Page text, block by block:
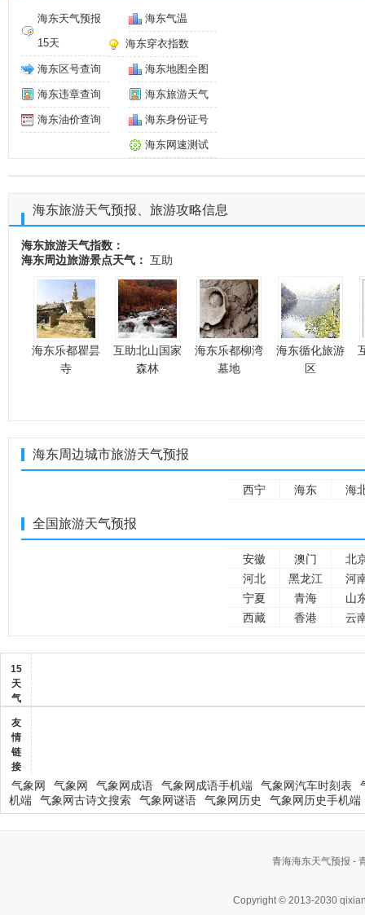
海东天气预报
15天
海东气温
海东穿衣指数
海东地图全图
海东区号查询
海东旅游天气
海东违章查询
海东身份证号
海东油价查询
海东网速测试
海东旅游天气预报、旅游攻略信息
海东旅游天气指数：
海东周边旅游景点天气： 互助
海东乐都瞿昙
寺
互助北山国家
森林
海东乐都柳湾
墓地
海东循化旅游
区
海东周边城市旅游天气预报
西宁 海东 海
全国旅游天气预报
安徽 澳门
北
河北
黑龙江
河
宁夏
青海
山
西藏
香港 云
15
天
气
友
情
链
接
气象网 气象网 气象网成语 气象网成语手机端 气象网汽车时刻表
机端
气象网古诗文搜索 气象网谜语 气象网历史 气象网历史手机端
青海海东天气预报 -
Copyright © 2013-2030